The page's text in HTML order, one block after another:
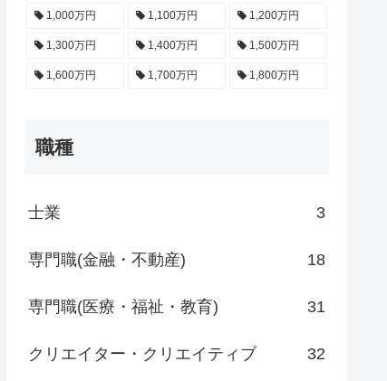
1,000万円 1,100万円 1,200万円
1,300万円 1,400万円 1,500万円
1,600万円 1,700万円 1,800万円
職種
士業 3
専門職(金融・不動産) 18
専門職(医療・福祉・教育) 31
クリエイター・クリエイティブ 32